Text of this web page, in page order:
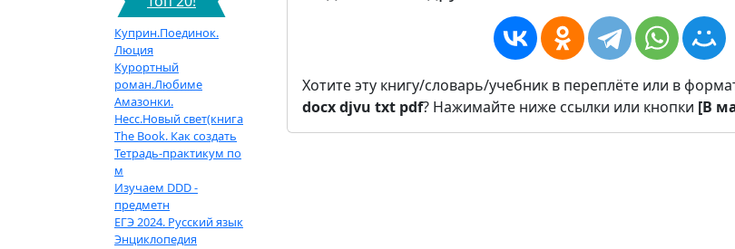
Куприн.Поединок.
Люция
Курортный
роман.Любиме
Амазонки.
Несс.Новый свет(книга
The Book. Как создать
Тетрадь-практикум по
м
Изучаем DDD -
предметн
ЕГЭ 2024. Русский язык
Энциклопедия
Хотите эту книгу/словарь/учебник в переплёте или в
docxdjvu txt pdf? Нажимайте ниже ссылки или кнопки [В